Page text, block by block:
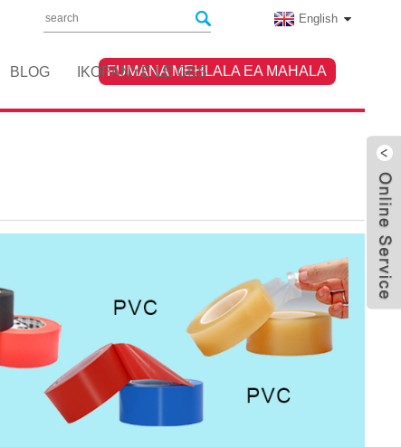
English
BLOG IKOPANYE LE GBS
FUMANA MEHLALA EA MAHALA